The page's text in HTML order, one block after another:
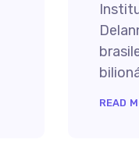
READ